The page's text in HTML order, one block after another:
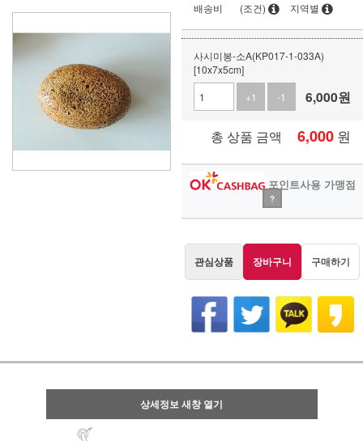
배송비
(조건) 지역별
사시미봉-소A(KP017-1-033A)
[10x7x5cm]
+1
-1 6,000원
총 상품 금액 6,000 원
포인트사용 가맹점
?
관심상품 장바구니 구매하기
상세정보 새창 열기